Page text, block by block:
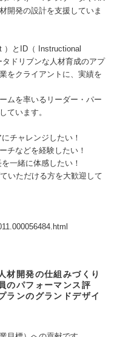
開発の設計を支援していま
）とID（ Instructional
ドリブンな人材育成のアプ
をクライアントに、実績を
ムを率いるリーダー・パー
ています。
チャレンジしたい！
チなどを経験したい！
一緒に体感したい！
いただける方を大歓迎して
材開発の仕組みづくり
のパフォーマンス評
ランのグランドデザイ